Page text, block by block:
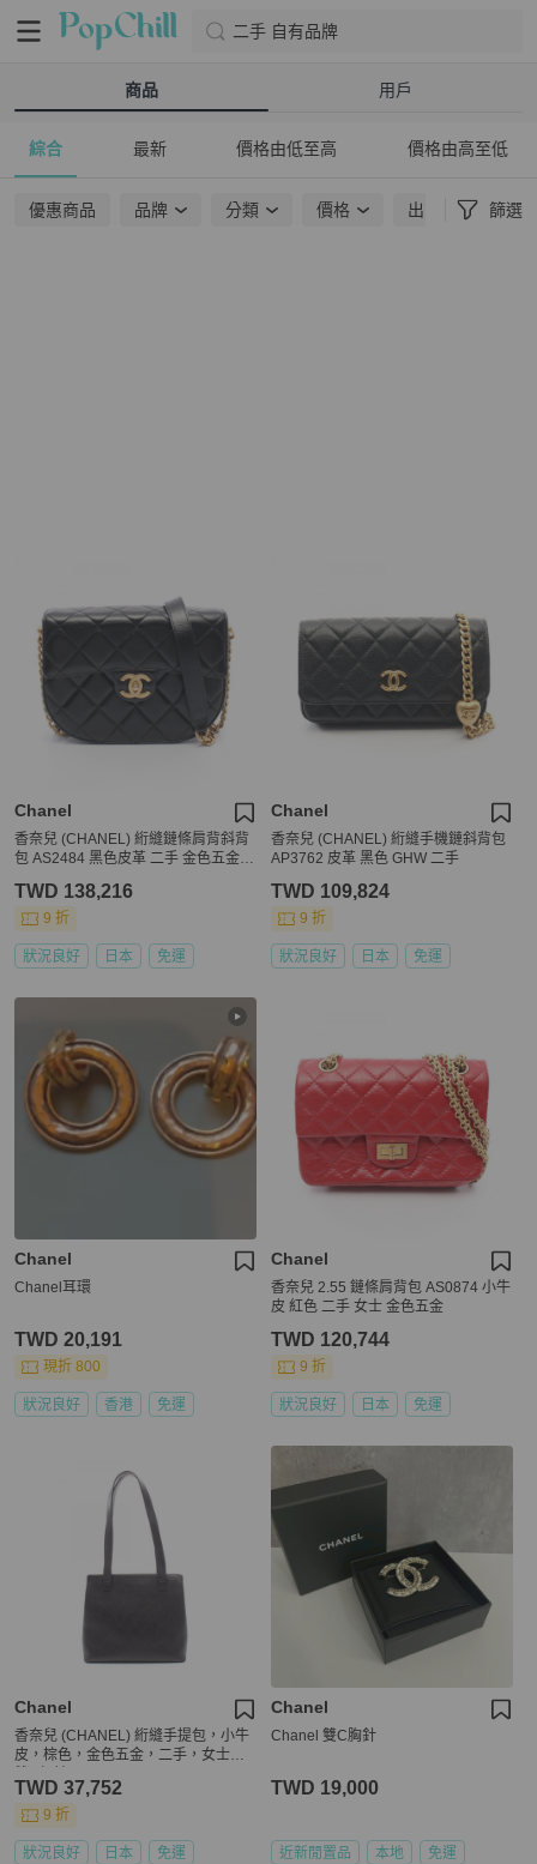
二手 自有品牌
商品 用戶
綜合 最新 價格由低至高 價格由高至低
優惠商品 品牌 分類 價格 出貨地點 篩選
Chanel
香奈兒 (CHANEL) 絎縫鏈條肩背斜背
包 AS2484 黑色皮革 二手 金色五金 C
TWD 138,216
9 折
狀況良好 日本 免運
Chanel
香奈兒 (CHANEL) 絎縫手機鏈斜背包
AP3762 皮革 黑色 GHW 二手
TWD 109,824
9 折
狀況良好 日本 免運
Chanel
Chanel耳環
TWD 20,191
現折 800
狀況良好 香港 免運
Chanel
香奈兒 2.55 鏈條肩背包 AS0874 小牛
皮 紅色 二手 女士 金色五金
TWD 120,744
9 折
狀況良好 日本 免運
Chanel
香奈兒 (CHANEL) 絎縫手提包，小牛
皮，棕色，金色五金，二手，女士，
TWD 37,752
9 折
狀況良好 日本 免運
Chanel
Chanel 雙C胸針
TWD 19,000
近新閒置品 本地 免運